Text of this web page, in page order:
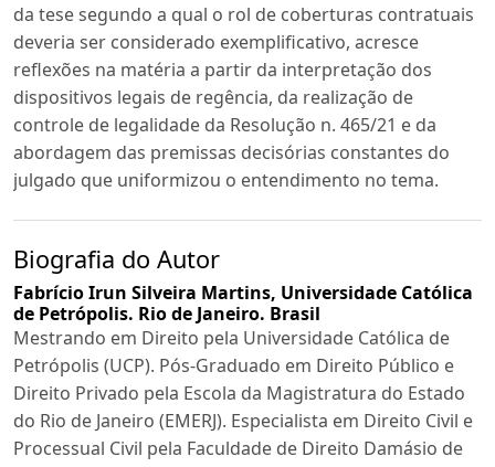
da tese segundo a qual o rol de coberturas contratuais
deveria ser considerado exemplificativo, acresce
reflexões na matéria a partir da interpretação dos
dispositivos legais de regência, da realização de
controle de legalidade da Resolução n. 465/21 e da
abordagem das premissas decisórias constantes do
julgado que uniformizou o entendimento no tema.
Biografia do Autor
Fabrício Irun Silveira Martins, Universidade Católica
de Petrópolis. Rio de Janeiro. Brasil
Mestrando em Direito pela Universidade Católica de
Petrópolis (UCP). Pós-Graduado em Direito Público e
Direito Privado pela Escola da Magistratura do Estado
do Rio de Janeiro (EMERJ). Especialista em Direito Civil e
Processual Civil pela Faculdade de Direito Damásio de